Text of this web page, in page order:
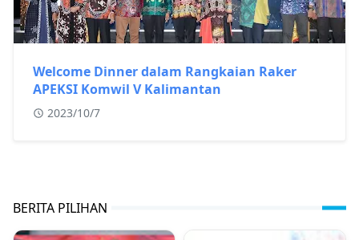
Welcome Dinner dalam Rangkaian Raker
APEKSI Komwil V Kalimantan
2023/10/7
BERITA PILIHAN